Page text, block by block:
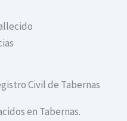
Civil de Tabernas
en Tabernas.